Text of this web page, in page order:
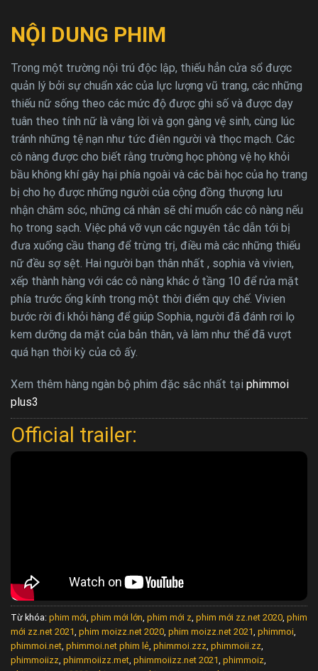
NỘI DUNG PHIM
Trong một trường nội trú độc lập, thiếu hẳn cửa sổ được
quản lý bởi sự chuẩn xác của lực lượng vũ trang, các những
thiếu nữ sống theo các mức độ được ghi số và được dạy
tuân theo tính nữ là vâng lời và gọn gàng vệ sinh, cùng lúc
tránh những tệ nạn như tức điên người và thọc mạch. Các
cô nàng được cho biết rằng trường học phòng vệ họ khỏi
bầu không khí gây hại phía ngoài và các bài học của họ trang
bị cho họ được những người của cộng đồng thượng lưu
nhận chăm sóc, những cá nhân sẽ chỉ muốn các cô nàng nếu
họ trong sạch. Việc phá vỡ vụn các nguyên tắc dẫn tới bị
đưa xuống cầu thang để trừng trị, điều mà các những thiếu
nữ đều sợ sệt. Hai người bạn thân nhất , sophia và vivien,
xếp thành hàng với các cô nàng khác ở tầng 10 để rửa mặt
phía trước ống kính trong một thời điểm quy chế. Vivien
bước rời đi khỏi hàng để giúp Sophia, người đã đánh rơi lọ
kem dưỡng da mặt của bản thân, và làm như thế đã vượt
quá hạn thời kỳ của cô ấy.
Xem thêm hàng ngàn bộ phim đặc sắc nhất tại phimmoi
plus3
Official trailer:
Từ khóa: phim mới, phim mới lớn, phim mới z, phim mới zz.net 2020, phim
mới zz.net 2021, phim moizz.net 2020, phim moizz.net 2021, phimmoi,
phimmoi.net, phimmoi.net phim lẻ, phimmoi.zzz, phimmoii.zz,
phimmoiizz, phimmoiizz.met, phimmoiizz.net 2021, phimmoiz,